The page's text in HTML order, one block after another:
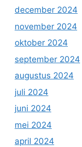
december 2024
november 2024
oktober 2024
september 2024
augustus 2024
juli 2024
juni 2024
mei 2024
april 2024